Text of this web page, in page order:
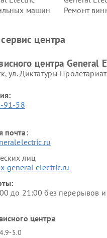
машин
Ремонт
General
центра
центра General
ул. Диктатуры
91-58
почта:
лиц
general electric.ru
до 21:00 без перерывов
центра
4.9-5.0